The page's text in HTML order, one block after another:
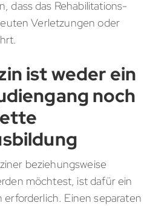
dass das Rehabilitations-
Verletzungen oder
ist weder ein
noch
beziehungsweise
möchtest, ist dafür ein
erforderlich. Einen separaten